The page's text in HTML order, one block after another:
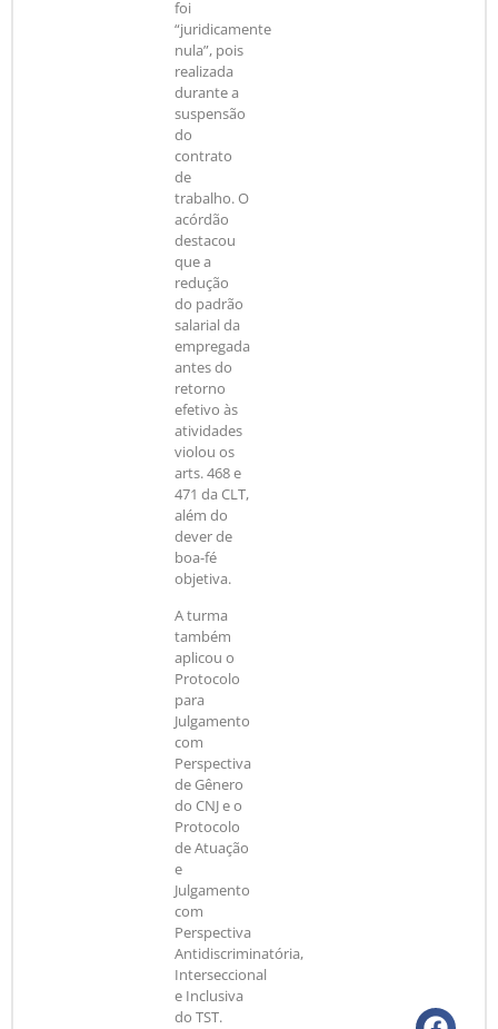
foi
“juridicamente
nula”, pois
realizada
durante a
suspensão
do
contrato
de
trabalho. O
acórdão
destacou
que a
redução
do padrão
salarial da
empregada
antes do
retorno
efetivo às
atividades
violou os
arts. 468 e
471 da CLT,
além do
dever de
boa-fé
objetiva.
A turma
também
aplicou o
Protocolo
para
Julgamento
com
Perspectiva
de Gênero
do CNJ e o
Protocolo
de Atuação
e
Julgamento
com
Perspectiva
Antidiscriminatória,
Interseccional
e Inclusiva
do TST.